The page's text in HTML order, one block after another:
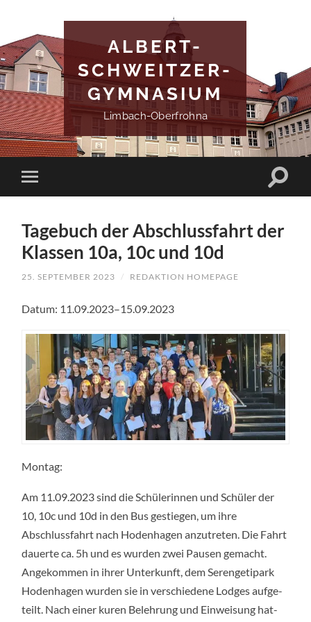
ALBERT-
SCHWEITZER-
GYMNASIUM
Limbach-Oberfrohna
Tagebuch der Abschlussfahrt der
Klassen 10a, 10c und 10d
25. SEPTEMBER 2023 / REDAKTION HOMEPAGE
Datum: 11.09.2023–15.09.2023
Mon­tag:
Am 11.09.2023 sind die Schü­le­rin­nen und Schü­ler der
10, 10c und 10d in den Bus gestie­gen, um ihre
Abschluss­fahrt nach Hoden­ha­gen anzu­tre­ten. Die Fahrt
dau­er­te ca. 5h und es wur­den zwei Pau­sen gemacht.
Ange­kom­men in ihrer Unter­kunft, dem Seren­ge­ti­park
Hoden­ha­gen wur­den sie in ver­schie­de­ne Lodges auf­ge­
teilt. Nach einer kuren Beleh­rung und Ein­wei­sung hat­